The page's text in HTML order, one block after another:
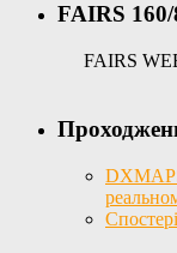
FAIRS
FAIRS